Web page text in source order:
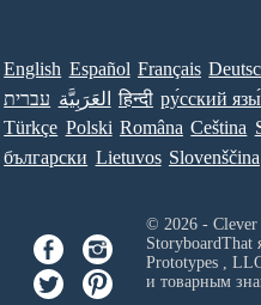
English Español Français
עברית العَرَبِيَّة हिन्दी ру́сский
Türkçe Polski Româna Ceština
български Lietuvos Slovenščina
© 2026 -
StoryboardThat
Prototypes ,
и товарным